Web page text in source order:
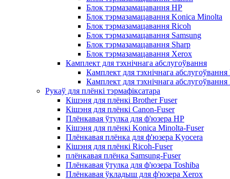
Блок тэрмазамацавання HP
Блок тэрмазамацавання Konica Minolta
Блок тэрмазамацавання Ricoh
Блок тэрмазамацавання Samsung
Блок тэрмазамацавання Sharp
Блок тэрмазамацавання Xerox
Камплект для тэхнічнага абслугоўвання
Камплект для тэхнічнага абслугоўвання
Камплект для тэхнічнага
Рукаў для плёнкі тэрмафіксатара
Кішэня для плёнкі Brother Fuser
Кішэня для плёнкі Canon-Fuser
Плёнкавая ўтулка для ф'юзера HP
Кішэня для плёнкі Konica Minolta-Fuser
Плёнкавая плёнка для ф'юзера Kyocera
Кішэня для плёнкі Ricoh-Fuser
плёнкавая плёнка Samsung-Fuser
Плёнкавая ўтулка для ф'юзера Toshiba
Плёнкавая ўкладыш для ф'юзера Xerox